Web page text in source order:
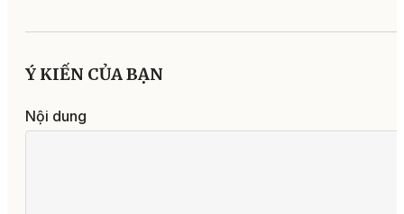
Ý KIẾN CỦA BẠN
Nội dung